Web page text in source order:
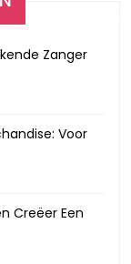
Zanger
Voor
Creëer Een